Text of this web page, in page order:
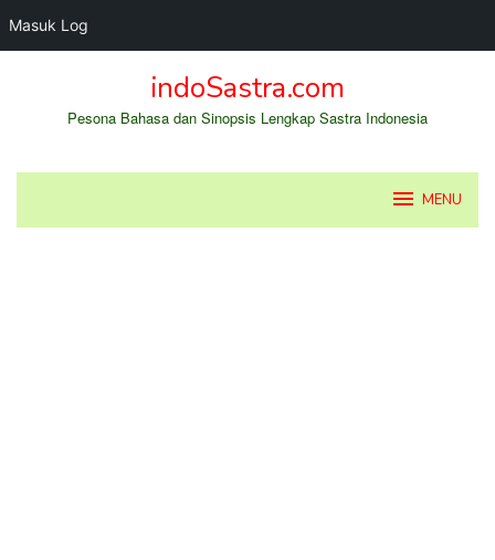
Masuk Log
indoSastra.com
Pesona Bahasa dan Sinopsis Lengkap Sastra Indonesia
MENU